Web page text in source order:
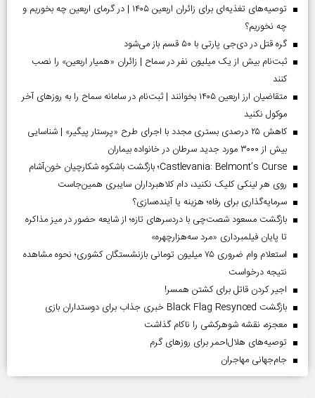
توصیه‌های تغذیه‌ای برای زائران اربعین ۱۴۰۵ | در گرمای اربعین چه بخوریم و
چه نخوریم؟
گره قتل در دی‌جی پارتی با ۵۰ قسم باز می‌شود
ثبت‌نام بیش از یک میلیون نفر در سماح | زائران «همیار اربعین» را نصب
کنند
متقاضیان ارز اربعین ۱۴۰۵ بخوانند | ثبت‌نام در سامانه سماح را به روز‌های آخر
موکول نکنید
کاهش ۲۵ درصدی بستری مجدد با اجرای طرح «پرستار پیگیر» | شناسایی
بیش از ۳۰۰۰ مورد جدید سرطان در خانواده بیماران
Castlevania: Belmont’s Curse؛ بازگشت باشکوه شکارچیان خون‌آشام
روی هر لینکی کلیک نکنید، دام کلاهبرداران سایبری همین‌جاست
سرمایه‌گذاری برای رفاه؛ هزینه یا آینده‌سازی؟
بازگشت مسعود شصت‌چی با دردسر‌های تازه؛ از شایعه حضور در میز مذاکره
تا پایان فیلمبرداری «مرد سه‌هزارچهره»
استعلام وام ضروری ۷۵ میلیون تومانی بازنشستگان کشوری؛ نحوه مشاهده
نتیجه درخواست
اجیر کردن قاتل برای کشتن همسر!
بازگشت Black Flag Resynced خبری جذاب برای دوستداران بازی
معجزه، نقشه شوهرکشی را ناکام گذاشت
توصیه‌های هلال‌احمر برای روز‌های گرم
جام‌جهانی مهاجران